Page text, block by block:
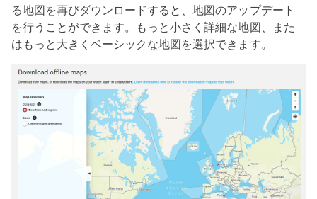
る地図を再びダウンロードすると、地図のアップデート
を行うことができます。もっと小さく詳細な地図、また
はもっと大きくベーシックな地図を選択できます。